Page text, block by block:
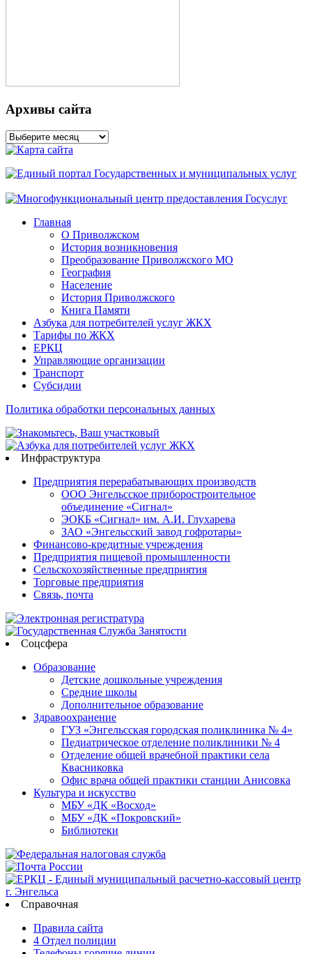
Архивы сайта
Архивы
сайта
Главная
О Приволжском
История возникновения
Преобразование Приволжского МО
География
Население
История Приволжского
Книга Памяти
Азбука для потребителей услуг ЖКХ
Тарифы по ЖКХ
ЕРКЦ
Управляющие организации
Транспорт
Субсидии
Политика обработки персональных данных
Инфраструктура
Предприятия перерабатывающих производств
ООО Энгельсское приборостроительное
объединение «Сигнал»
ЭОКБ «Сигнал» им. А.И. Глухарева
ЗАО «Энгельсский завод гофротары»
Финансово-кредитные учреждения
Предприятия пищевой промышленности
Сельскохозяйственные предприятия
Торговые предприятия
Связь, почта
Соцсфера
Образование
Детские дошкольные учреждения
Средние школы
Дополнительное образование
Здравоохранение
ГУЗ «Энгельсская городская поликлиника № 4»
Педиатрическое отделение поликлиники № 4
Отделение общей врачебной практики села
Квасниковка
Офис врача общей практики станции Анисовка
Культура и искусство
МБУ «ДК «Восход»
МБУ «ДК «Покровский»
Библиотеки
Справочная
Правила сайта
4 Отдел полиции